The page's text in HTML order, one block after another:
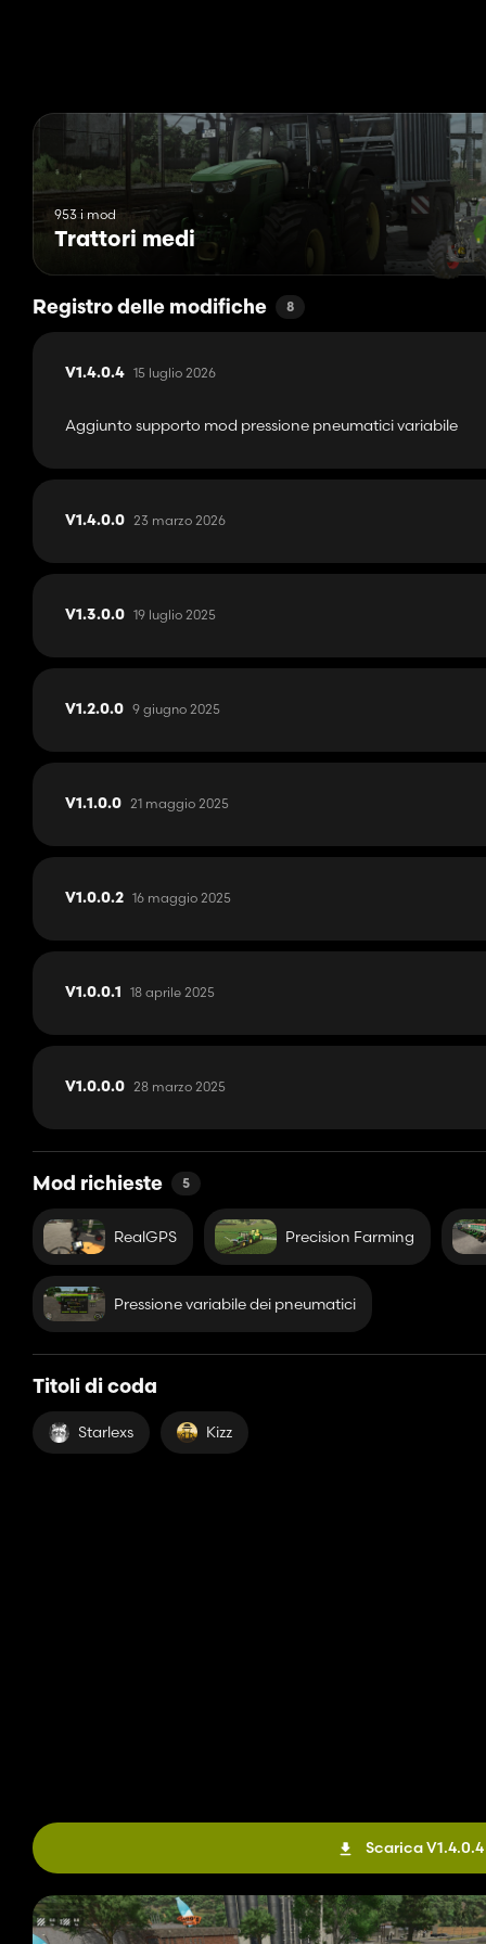
953 i mod
Trattori medi
Registro delle modifiche 8
V1.4.0.4 15 luglio 2026
Aggiunto supporto mod pressione pneumatici variabile
V1.4.0.0 23 marzo 2026
V1.3.0.0 19 luglio 2025
V1.2.0.0 9 giugno 2025
V1.1.0.0 21 maggio 2025
V1.0.0.2 16 maggio 2025
V1.0.0.1 18 aprile 2025
V1.0.0.0 28 marzo 2025
Mod richieste 5
RealGPS Precision Farming
Pressione variabile dei pneumatici
Titoli di coda
Starlexs Kizz
Scarica V1.4.0.4